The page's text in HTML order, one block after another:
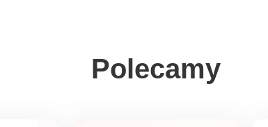
Polecamy